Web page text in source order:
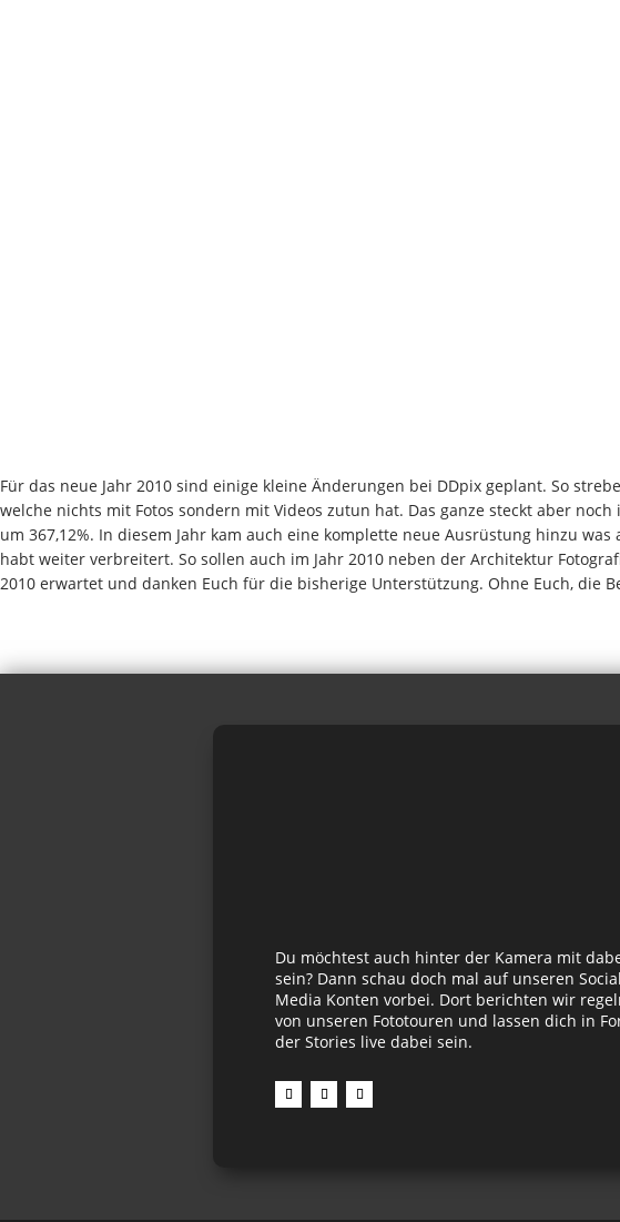
Für das neue Jahr 2010 sind einige kleine Änderungen bei DDpix geplant. So
welche nichts mit Fotos sondern mit Videos zutun hat. Das ganze steckt aber
um 367,12%. In diesem Jahr kam auch eine komplette neue Ausrüstung hinzu
habt weiter verbreitert. So sollen auch im Jahr 2010 neben der Architektur
2010 erwartet und danken Euch für die bisherige Unterstützung. Ohne Euch, die
Du möchtest auch hinter der Kamera mit
sein? Dann schau doch mal auf unseren Social
Media Konten vorbei. Dort berichten wir
von unseren Fototouren und lassen dich in
der Stories live dabei sein.